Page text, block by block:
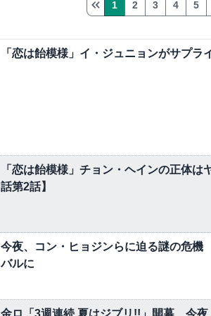
1 2 3 4 5
「恋は飴模様」イ・ジュニョンがサプ
「恋は飴模様」チョン・ヘインの正体
話第2話】
今夜、コン・ヒョジンらに迫る謎の危
バルに
金ロ「3週連続 夏はジブリ!!」開幕 今夜